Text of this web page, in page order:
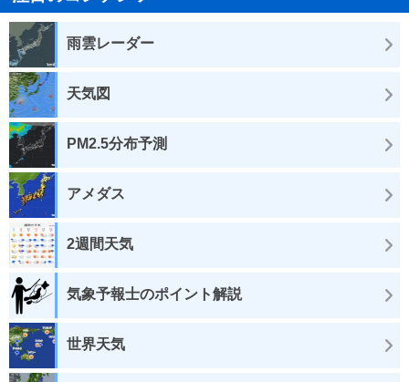
雨雲レーダー
天気図
PM2.5分布予測
アメダス
2週間天気
気象予報士のポイント解説
世界天気